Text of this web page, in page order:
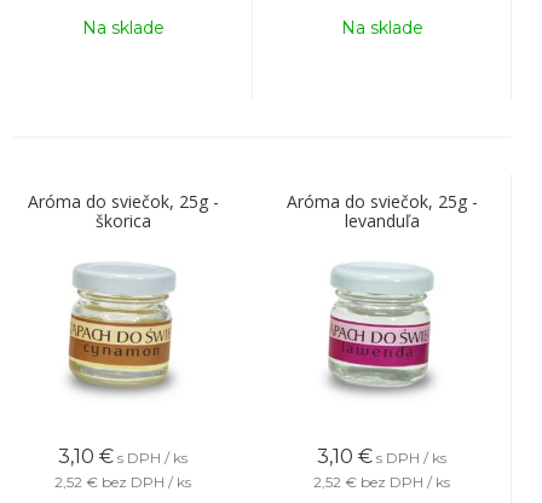
Na sklade Na sklade
Aróma do sviečok, 25g -
škorica
3,10 € s DPH / ks
2,52 € bez DPH / ks
Aróma do sviečok, 25g -
levanduľa
3,10 € s DPH / ks
2,52 € bez DPH / ks